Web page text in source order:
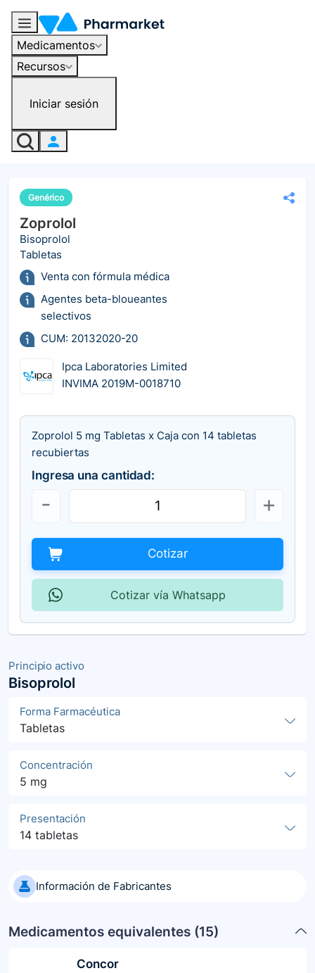
Medicamentos
Recursos
Iniciar sesión
Principio activo
Bisoprolol
Forma Farmacéutica
Tabletas
Concentración
5 mg
Presentación
14 tabletas
Información de Fabricantes
Medicamentos equivalentes (15)
Concor
Genérico
Zoprolol
Bisoprolol
Tabletas
Venta con fórmula médica
Agentes beta-bloueantes
selectivos
CUM: 20132020-20
Ipca Laboratories Limited
INVIMA 2019M-0018710
Zoprolol 5 mg Tabletas x Caja con 14 tabletas
recubiertas
Ingresa una cantidad:
Cotizar
Cotizar vía Whatsapp